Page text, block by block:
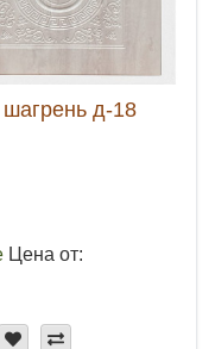
д-18
Цена от: